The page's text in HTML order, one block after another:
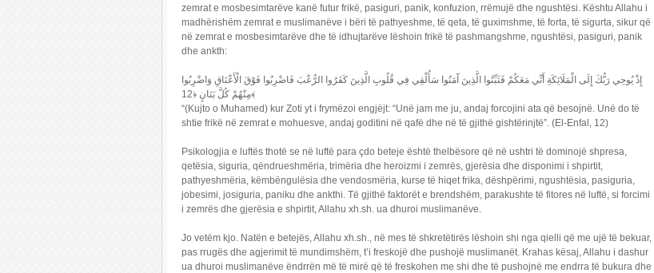
zemrat e mosbesimtarëve kanë futur frikë, pasiguri, panik, konfuzion, rrëmujë dhe ngushtësi. Kështu Allahu i
madhërishëm zemrat e muslimanëve i bëri të pathyeshme, të qeta, të guximshme, të forta, të sigurta, sikur që
në zemrat e mosbesimtarëve dhe të idhujtarëve lëshoin frikë të pashmangshme, ngushtësi, pasiguri, panik
dhe ankth:
إِذْ يُوحِي رَبُّكَ إِلَى الْمَلَائِكَةِ أَنِّي مَعَكُمْ فَثَبِّتُوا الَّذِينَ آَمَنُوا سَأُلْقِي فِي قُلُوبِ الَّذِينَ كَفَرُوا الرُّعْبَ فَاضْرِبُوا فَوْقَ الْأَعْنَاقِ وَاضْرِبُوا
مِنْهُمْ كُلَّ بَنَانٍ ﴿12﴾
“(Kujto o Muhamed) kur Zoti yt i frymëzoi engjëjt: “Unë jam me ju, andaj forcojini ata që besojnë. Unë do të
shtie frikë në zemrat e mohuesve, andaj goditini në qafë dhe në të gjithë gishtërinjtë”. (El-Enfal, 12)
Psikologjia e luftës thotë se në luftë para çdo beteje është thelbësore që në ushtri të dominojë shpresa,
qetësia, siguria, qëndrueshmëria, trimëria dhe heroizmi i zemrës, gjerësia dhe disponimi i shpirtit,
pathyeshmëria, këmbëngulësia dhe vendosmëria, kurse të hiqet frika, dëshpërimi, ngushtësia, pasiguria,
jobesimi, josiguria, paniku dhe ankthi. Të gjithë faktorët e brendshëm, parakushte të fitores në luftë, si forcimi
i zemrës dhe gjerësia e shpirtit, Allahu xh.sh. ua dhuroi muslimanëve.
Jo vetëm kjo. Natën e betejës, Allahu xh.sh., në mes të shkretëtirës lëshoin shi nga qielli që me ujë të bekuar,
pas rrugës dhe agjerimit të mundimshëm, t’i freskojë dhe pushojë muslimanët. Krahas kësaj, Allahu i dashur
ua dhuroi muslimanëve ëndrrën më të mirë që të freskohen me shi dhe të pushojnë me endrra të bukura dhe